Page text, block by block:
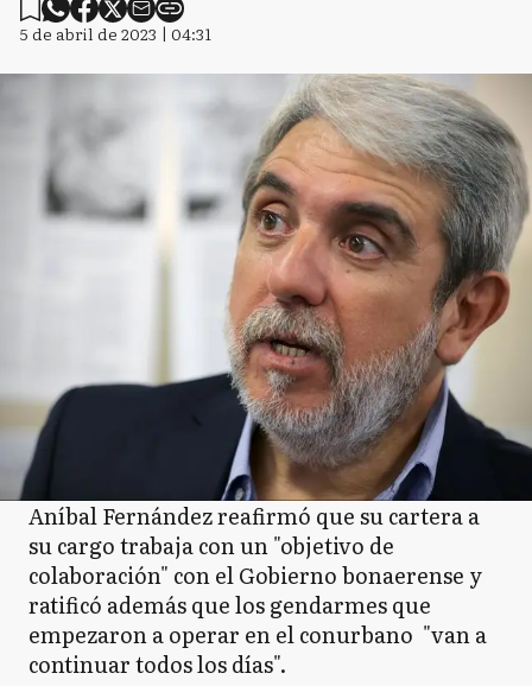
5 de abril de 2023 | 04:31
Aníbal Fernández reafirmó que su cartera a
su cargo trabaja con un "objetivo de
colaboración" con el Gobierno bonaerense y
ratificó además que los gendarmes que
empezaron a operar en el conurbano "van a
continuar todos los días".